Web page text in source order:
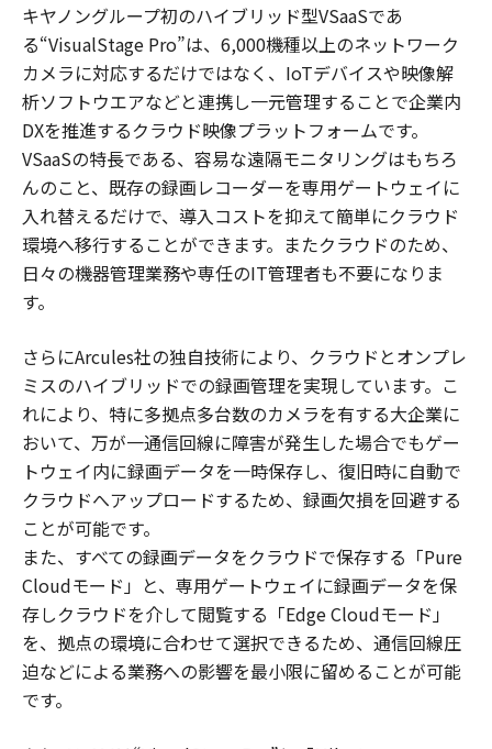
キヤノングループ初のハイブリッド型VSaaSであ
る“VisualStage Pro”は、6,000機種以上のネットワーク
カメラに対応するだけではなく、IoTデバイスや映像解
析ソフトウエアなどと連携し一元管理することで企業内
DXを推進するクラウド映像プラットフォームです。
VSaaSの特長である、容易な遠隔モニタリングはもちろ
んのこと、既存の録画レコーダーを専用ゲートウェイに
入れ替えるだけで、導入コストを抑えて簡単にクラウド
環境へ移行することができます。またクラウドのため、
日々の機器管理業務や専任のIT管理者も不要になりま
す。
さらにArcules社の独自技術により、クラウドとオンプレ
ミスのハイブリッドでの録画管理を実現しています。こ
れにより、特に多拠点多台数のカメラを有する大企業に
おいて、万が一通信回線に障害が発生した場合でもゲー
トウェイ内に録画データを一時保存し、復旧時に自動で
クラウドへアップロードするため、録画欠損を回避する
ことが可能です。
また、すべての録画データをクラウドで保存する「Pure
Cloudモード」と、専用ゲートウェイに録画データを保
存しクラウドを介して閲覧する「Edge Cloudモード」
を、拠点の環境に合わせて選択できるため、通信回線圧
迫などによる業務への影響を最小限に留めることが可能
です。